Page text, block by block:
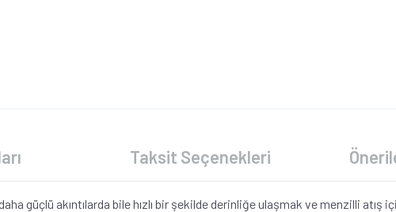
güçlü akıntılarda bile hızlı bir şekilde derinliğe ulaşmak ve menzilli atış
Taksit Seçenekleri